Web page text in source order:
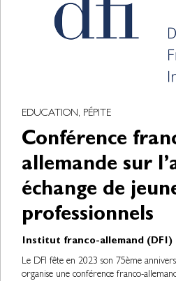
EDUCATION, PÉPITE
Conférence
allemande sur
échange de
professionnels
Institut franco-allemand (DFI)
Le DFI fête en 2023 son 75ème
organise une conférence franco-